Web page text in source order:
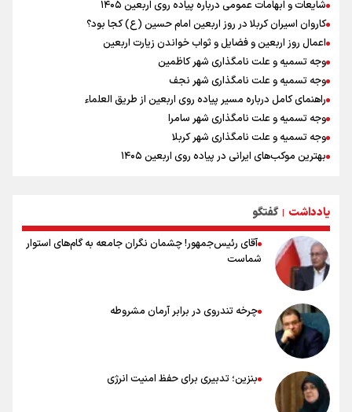
میان صعود و سقوط
شایعات و ابهامات عمومی درباره پیاده روی اربعین ۱۴۰۵
کاروان اسیران کربلا در روز اربعین امام حسین (ع) کجا بود؟
اعمال روز اربعین و فضایل و ثواب خواندن زیارت اربعین
وجه تسمیه و علت نامگذاری شهر کاظمین
وجه تسمیه و علت نامگذاری شهر نجف
راهنمای کامل درباره مسیر پیاده روی اربعین از طریق العلماء
وجه تسمیه و علت نامگذاری شهر سامرا
وجه تسمیه و علت نامگذاری شهر کربلا
بهترین موکب‌های ایرانی در پیاده روی اربعین ۱۴۰۵
۲۰ نکته دوستانه درباره پیاده روی اربعین و عراقی ها
یادداشت | گفتگو
آقای رئیس‌جمهور! چشمان نگران جامعه به گام‌های استوار
شماست
چرخه تندروی در برابر آرمان مشروطه
بنزین؛ تدبیری برای حفظ امنیت انرژی